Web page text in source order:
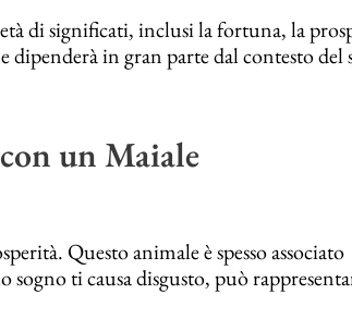
di significati, inclusi la fortuna, la
in gran parte dal contesto del
un Maiale
Questo animale è spesso associato
sogno ti causa disgusto, può